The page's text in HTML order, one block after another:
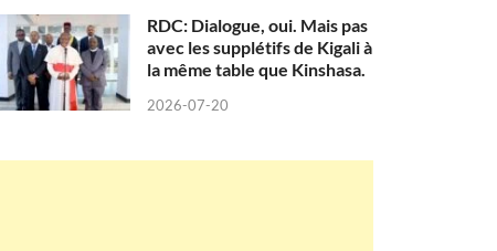
RDC: Dialogue, oui. Mais pas
avec les supplétifs de Kigali à
la même table que Kinshasa.
2026-07-20